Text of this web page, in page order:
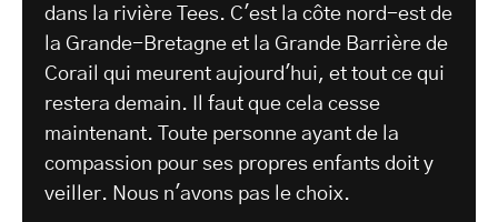
dans la rivière Tees. C'est la côte nord-est de
la Grande-Bretagne et la Grande Barrière de
Corail qui meurent aujourd'hui, et tout ce qui
restera demain. Il faut que cela cesse
maintenant. Toute personne ayant de la
compassion pour ses propres enfants doit y
veiller. Nous n'avons pas le choix.